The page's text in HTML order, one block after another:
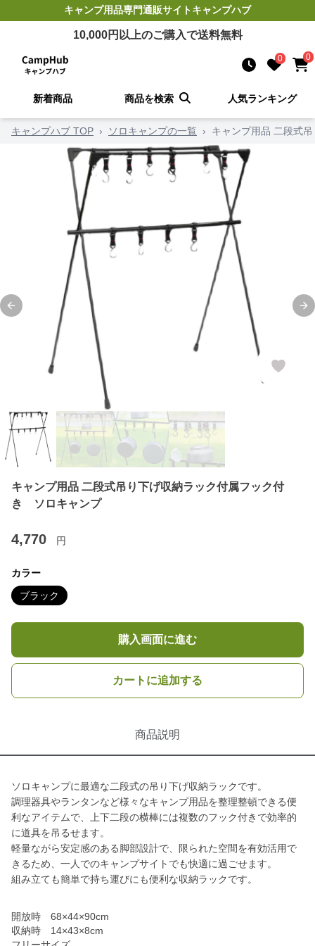
キャンプ用品専門通販サイトキャンプハブ
10,000円以上のご購入で送料無料
0 0
新着商品 商品を検索 人気ランキング
キャンプハブ TOP › ソロキャンプの一覧 › キャンプ用品 二段式
Previous slide
キャンプ用品 二段式吊り下げ収納ラック付属フック付
き ソロキャンプ
4,770 円
カラー
ブラック
購入画面に進む
カートに追加する
商品説明
ソロキャンプに最適な二段式の吊り下げ収納ラックです。
調理器具やランタンなど様々なキャンプ用品を整理整頓できる便
利なアイテムで、上下二段の横棒には複数のフック付きで効率的
に道具を吊るせます。
軽量ながら安定感のある脚部設計で、限られた空間を有効活用で
きるため、一人でのキャンプサイトでも快適に過ごせます。
組み立ても簡単で持ち運びにも便利な収納ラックです。
開放時 68×44×90cm
収納時 14×43×8cm